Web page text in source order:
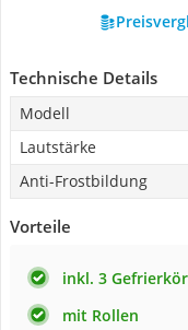
Technische Details
Modell
Lautstärke
Anti-Frostbildung
Vorteile
inkl. 3
mit Rollen